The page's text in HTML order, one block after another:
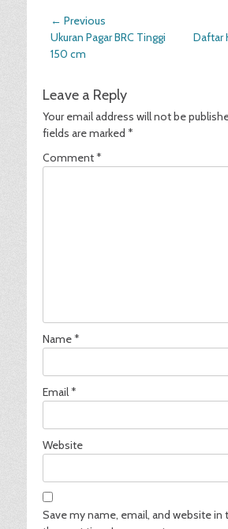
Post
navigation
← Previous
Previous
post:
Ukuran Pagar BRC Tinggi
150 cm
NextDaftar
Leave a Reply
Your email address will not be
fields are marked *
Comment*
Name*
Email*
Website
Save my name, email, and website in